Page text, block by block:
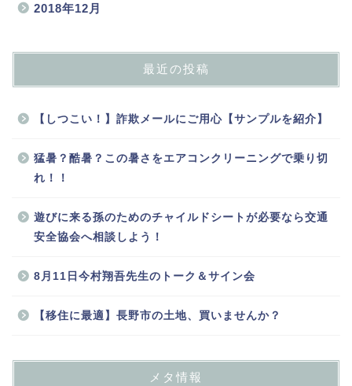
2018年12月
最近の投稿
【しつこい！】詐欺メールにご用心【サンプルを紹介】
猛暑？酷暑？この暑さをエアコンクリーニングで乗り切
れ！！
遊びに来る孫のためのチャイルドシートが必要なら交通
安全協会へ相談しよう！
8月11日今村翔吾先生のトーク＆サイン会
【移住に最適】長野市の土地、買いませんか？
メタ情報